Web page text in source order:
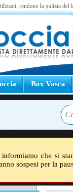
rendono la pulizia del
Box Vasca
che si
sospesi per la